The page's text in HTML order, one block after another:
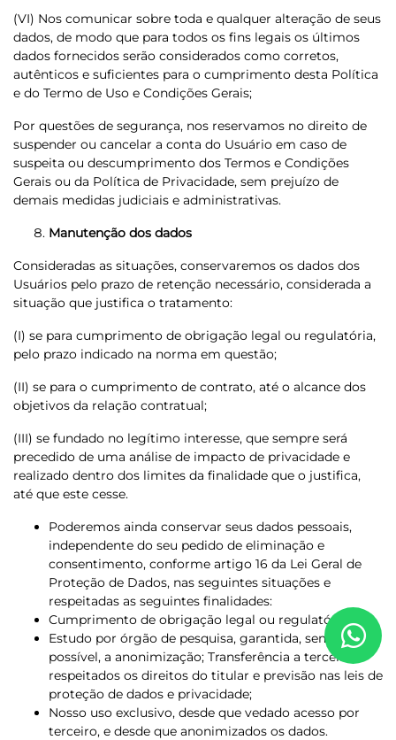
(VI) Nos comunicar sobre toda e qualquer alteração de seus
dados, de modo que para todos os fins legais os últimos
dados fornecidos serão considerados como corretos,
autênticos e suficientes para o cumprimento desta Política
e do Termo de Uso e Condições Gerais;
Por questões de segurança, nos reservamos no direito de
suspender ou cancelar a conta do Usuário em caso de
suspeita ou descumprimento dos Termos e Condições
Gerais ou da Política de Privacidade, sem prejuízo de
demais medidas judiciais e administrativas.
Manutenção dos dados
Consideradas as situações, conservaremos os dados dos
Usuários pelo prazo de retenção necessário, considerada a
situação que justifica o tratamento:
(I) se para cumprimento de obrigação legal ou regulatória,
pelo prazo indicado na norma em questão;
(II) se para o cumprimento de contrato, até o alcance dos
objetivos da relação contratual;
(III) se fundado no legítimo interesse, que sempre será
precedido de uma análise de impacto de privacidade e
realizado dentro dos limites da finalidade que o justifica,
até que este cesse.
Poderemos ainda conservar seus dados pessoais,
independente do seu pedido de eliminação e
consentimento, conforme artigo 16 da Lei Geral de
Proteção de Dados, nas seguintes situações e
respeitadas as seguintes finalidades:
Cumprimento de obrigação legal ou regulatória;
Estudo por órgão de pesquisa, garantida, sempre que
possível, a anonimização; Transferência a terceiro,
respeitados os direitos do titular e previsão nas leis de
proteção de dados e privacidade;
Nosso uso exclusivo, desde que vedado acesso por
terceiro, e desde que anonimizados os dados.